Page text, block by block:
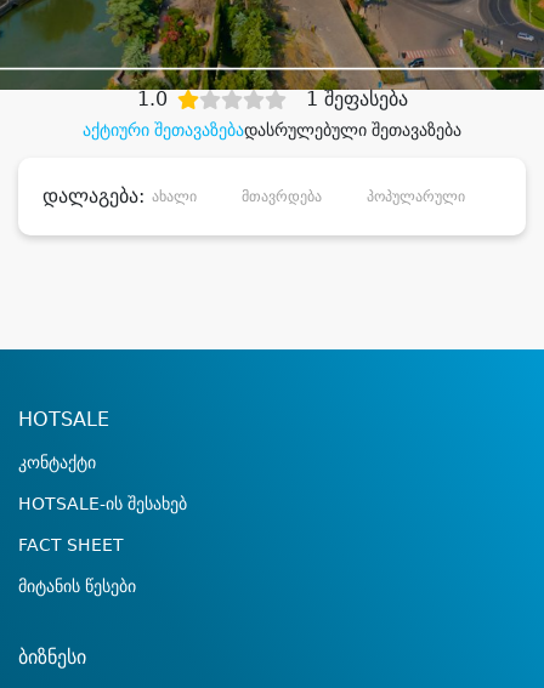
დიდი დანაზოგით
აქტიური შეთავაზებადასრულებული შეთავაზება
1.0 1 შეფასება
დალაგება: ახალი მთავრდება პოპულარული
HOTSALE
კონტაქტი
HOTSALE-ის შესახებ
FACT SHEET
მიტანის წესები
ბიზნესი